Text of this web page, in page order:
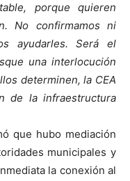
porque quieren
No confirmamos ni
ayudarles. Será el
una interlocución
determinen, la CEA
de la infraestructura
que hubo mediación
municipales y
la conexión al